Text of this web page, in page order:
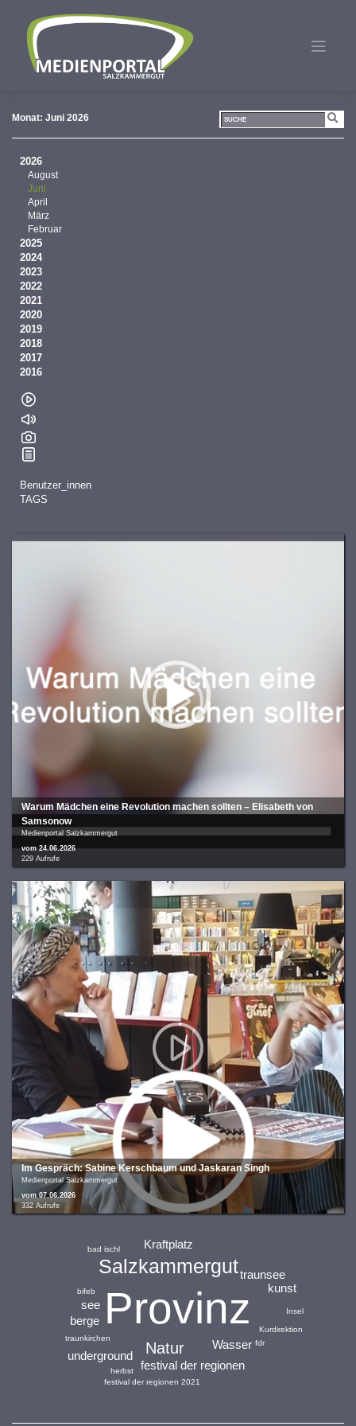
springen
Monat: Juni 2026
War­um Mäd­chen eine Revo­lu­ti­on machen sollten – Eli­sa­beth von
Sam­so­now
Medienportal Salzkammergut
vom 24.06.2026
229 Aufrufe
Im Gespräch: Sabine Kerschbaum und Jaskaran Singh
Medienportal Salzkammergut
vom 07.06.2026
332 Aufrufe
Provinz
Salzkammergut
Natur Wasser
Kraftplatz
festival der regionen
see
traunsee
berge
underground
kunst
traunkirchen
Kurdirektion
bifeb
fdr
Insel
festival der regionen 2021
herbst
bad ischl
2026
August
Juni
April
März
Februar
2025
2024
2023
2022
2021
2020
2019
2018
2017
2016
Benutzer_innen
TAGS